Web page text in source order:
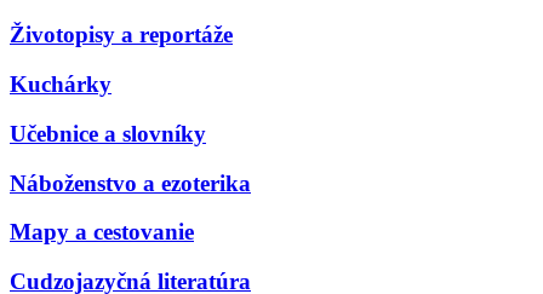
Životopisy a reportáže
Kuchárky
Učebnice a slovníky
Náboženstvo a ezoterika
Mapy a cestovanie
Cudzojazyčná literatúra